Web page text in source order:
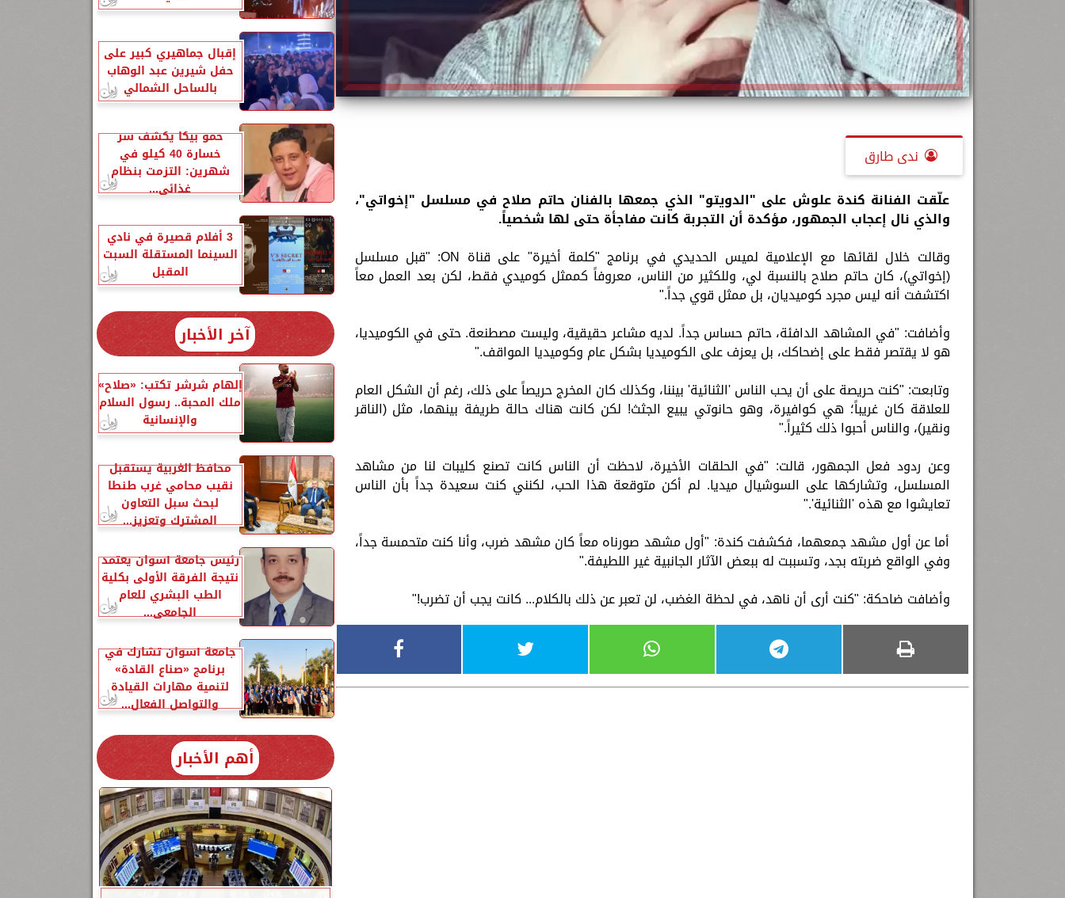
ندى طارق
علّقت الفنانة كندة علوش على "الدويتو" الذي جمعها بالفنان حاتم صلاح في مسلسل "إخواتي"،
والذي نال إعجاب الجمهور، مؤكدة أن التجربة كانت مفاجأة حتى لها شخصياً.
وقالت خلال لقائها مع الإعلامية لميس الحديدي في برنامج "كلمة أخيرة" على قناة ON: "قبل مسلسل
(إخواتي)، كان حاتم صلاح بالنسبة لي، وللكثير من الناس، معروفاً كممثل كوميدي فقط، لكن بعد العمل معاً
اكتشفت أنه ليس مجرد كوميديان، بل ممثل قوي جداً."
وأضافت: "في المشاهد الدافئة، حاتم حساس جداً. لديه مشاعر حقيقية، وليست مصطنعة. حتى في الكوميديا،
هو لا يقتصر فقط على إضحاكك، بل يعزف على الكوميديا بشكل عام وكوميديا المواقف."
وتابعت: "كنت حريصة على أن يحب الناس 'الثنائية' بيننا، وكذلك كان المخرج حريصاً على ذلك، رغم أن الشكل العام
للعلاقة كان غريباً؛ هي كوافيرة، وهو حانوتي يبيع الجثث! لكن كانت هناك حالة طريفة بينهما، مثل (الناقر
ونقير)، والناس أحبوا ذلك كثيراً."
وعن ردود فعل الجمهور، قالت: "في الحلقات الأخيرة، لاحظت أن الناس كانت تصنع كليبات لنا من مشاهد
المسلسل، وتشاركها على السوشيال ميديا. لم أكن متوقعة هذا الحب، لكنني كنت سعيدة جداً بأن الناس
تعايشوا مع هذه 'الثنائية'."
أما عن أول مشهد جمعهما، فكشفت كندة: "أول مشهد صورناه معاً كان مشهد ضرب، وأنا كنت متحمسة جداً،
وفي الواقع ضربته بجد، وتسببت له ببعض الآثار الجانبية غير اللطيفة."
وأضافت ضاحكة: "كنت أرى أن ناهد، في لحظة الغضب، لن تعبر عن ذلك بالكلام... كانت يجب أن تضرب!"
إقبال جماهيري كبير على
حفل شيرين عبد الوهاب
بالساحل الشمالي
حمو بيكا يكشف سر
خسارة 40 كيلو في
شهرين: التزمت بنظام
غذائي...
3 أفلام قصيرة في نادي
السينما المستقلة السبت
المقبل
آخر الأخبار
إلهام شرشر تكتب: «صلاح»
ملك المحبة.. رسول السلام
والإنسانية
محافظ الغربية يستقبل
نقيب محامي غرب طنطا
لبحث سبل التعاون
المشترك وتعزيز...
رئيس جامعة أسوان يعتمد
نتيجة الفرقة الأولى بكلية
الطب البشري للعام
الجامعي...
جامعة أسوان تشارك في
برنامج «صناع القادة»
لتنمية مهارات القيادة
والتواصل الفعال...
أهم الأخبار